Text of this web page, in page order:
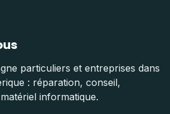
particuliers et entreprises dans
: réparation, conseil,
informatique.